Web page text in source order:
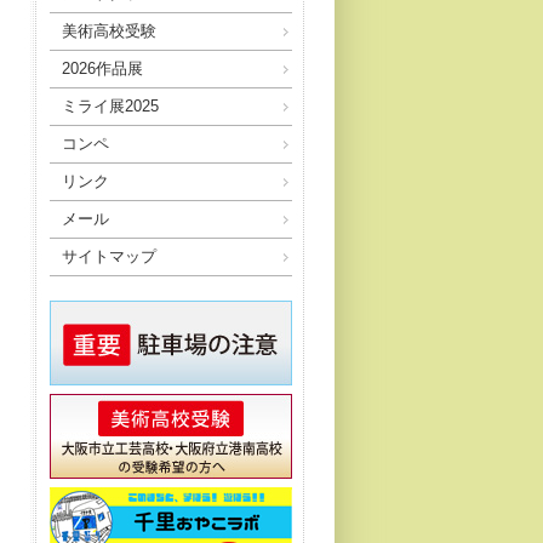
美術高校受験
2026作品展
ミライ展2025
コンペ
リンク
メール
サイトマップ